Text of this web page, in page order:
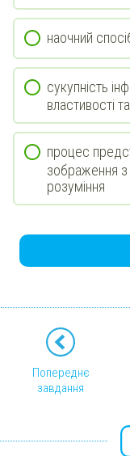
наочний
сукупність
властивості
процес
зображення з
розуміння
Попереднє
завдання